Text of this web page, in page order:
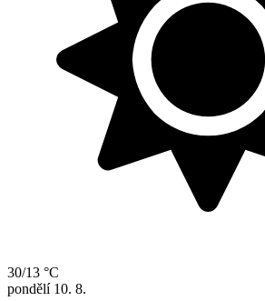
30/13 °C
pondělí 10. 8.